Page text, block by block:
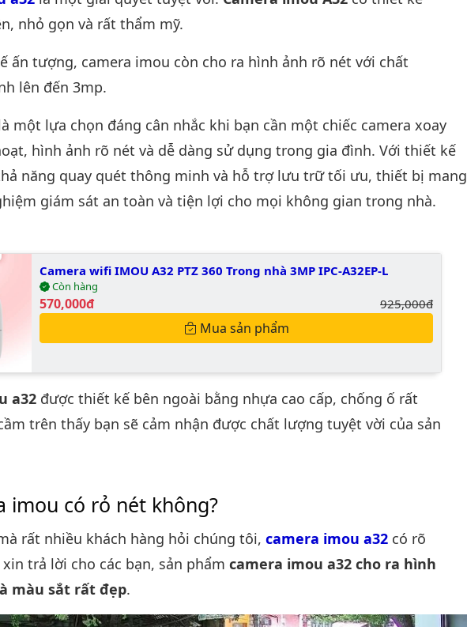
nhỏ gọn và rất thẩm mỹ.
ấn tượng, camera imou còn cho ra hình ảnh rõ nét với chất
lên đến 3mp.
một lựa chọn đáng cân nhắc khi bạn cần một chiếc camera xoay
hình ảnh rõ nét và dễ dàng sử dụng trong gia đình. Với thiết kế
năng quay quét thông minh và hỗ trợ lưu trữ tối ưu, thiết bị mang
giám sát an toàn và tiện lợi cho mọi không gian trong nhà.
Camera wifi IMOU A32 PTZ 360 Trong nhà 3MP IPC-A32EP-L
Còn hàng
Giá bán:
570,000đ Giá gốc:
925,000đ
Mua sản phẩm
a32 được thiết kế bên ngoài bằng nhựa cao cấp, chống ố rất
trên thấy bạn sẽ cảm nhận được chất lượng tuyệt vời của sản
imou có rỏ nét không?
rất nhiều khách hàng hỏi chúng tôi, camera imou a32 có rõ
trả lời cho các bạn, sản phẩm camera imou a32 cho ra hình
màu sắt rất đẹp.